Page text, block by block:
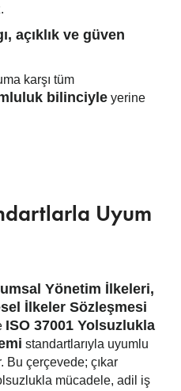
açıklık ve güven
karşı tüm
bilinciyle yerine
Uyum
Yönetim İlkeleri,
İlkeler Sözleşmesi
ISO 37001 Yolsuzlukla
standartlarıyla uyumlu
Bu çerçevede; çıkar
mücadele, adil iş